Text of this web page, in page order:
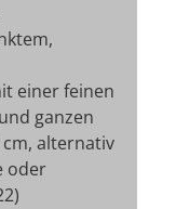
einer feinen
ganzen
alternativ
oder